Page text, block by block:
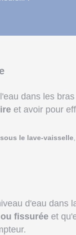
dans les
et avoir pour
le lave-vaisselle
d'eau dans
fissurée et